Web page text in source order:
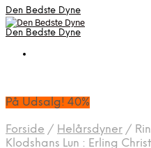
Den Bedste Dyne
Den Bedste Dyne
På Udsalg! 40%
Forside / Helårsdyner /
Klodshans Lun : Erling